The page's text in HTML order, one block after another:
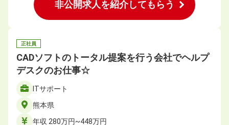
非公開求人を紹介してもらう
正社員
CADソフトのトータル提案を行う会社でヘルプ
デスクのお仕事☆
ITサポート
熊本県
年収 280万円~448万円